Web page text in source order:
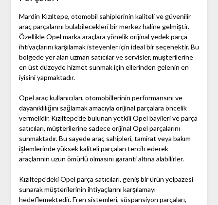
Mardin Kızıltepe, otomobil sahiplerinin kaliteli ve güvenilir
araç parçalarını bulabilecekleri bir merkez haline gelmiştir.
Özellikle Opel marka araçlara yönelik orijinal yedek parça
ihtiyaçlarını karşılamak isteyenler için ideal bir seçenektir. Bu
bölgede yer alan uzman satıcılar ve servisler, müşterilerine
en üst düzeyde hizmet sunmak için ellerinden gelenin en
iyisini yapmaktadır.
Opel araç kullanıcıları, otomobillerinin performansını ve
dayanıklılığını sağlamak amacıyla orijinal parçalara öncelik
vermelidir. Kızıltepe'de bulunan yetkili Opel bayileri ve parça
satıcıları, müşterilerine sadece orijinal Opel parçalarını
sunmaktadır. Bu sayede araç sahipleri, tamirat veya bakım
işlemlerinde yüksek kaliteli parçaları tercih ederek
araçlarının uzun ömürlü olmasını garanti altına alabilirler.
Kızıltepe'deki Opel parça satıcıları, geniş bir ürün yelpazesi
sunarak müşterilerinin ihtiyaçlarını karşılamayı
hedeflemektedir. Fren sistemleri, süspansiyon parçaları,